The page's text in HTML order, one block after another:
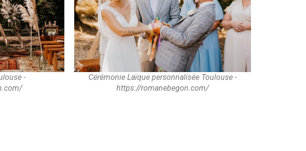
-
Cérémonie Laïque personnalisée Toulouse -
https://romanebegon.com/